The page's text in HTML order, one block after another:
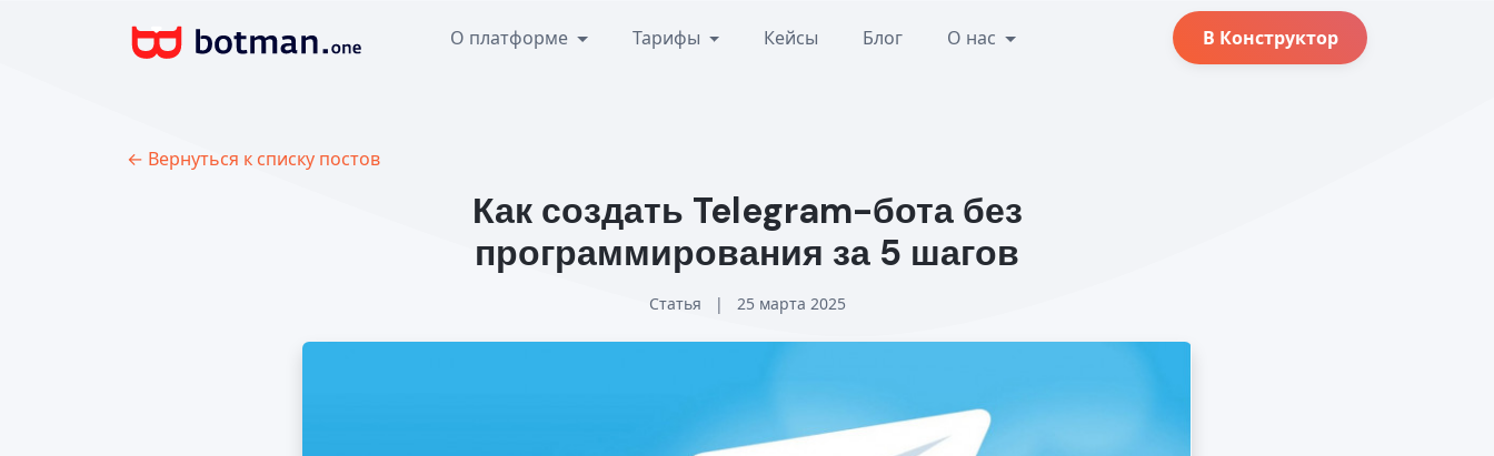
О платформе Тарифы Кейсы Блог О нас В Конструктор
← Вернуться к списку постов
Как создать Telegram-бота без
программирования за 5 шагов
Статья | 25 марта 2025